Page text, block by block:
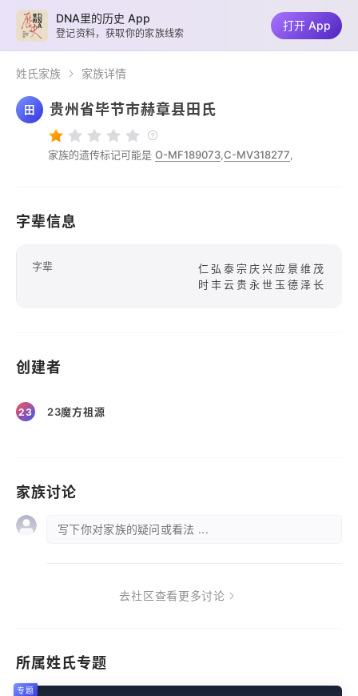
姓氏家族 家族详情
田 贵州省毕节市赫章县田氏
家族的遗传标记可能是 O-MF189073,C-MV318277,
字辈信息
字辈
仁弘泰宗庆兴应景维茂
时丰云贵永世玉德泽长
创建者
23 23魔方祖源
家族讨论
写下你对家族的疑问或看法 ...
去社区查看更多讨论
所属姓氏专题
专题
DNA里的历史 App
登记资料，获取你的家族线索
打开 App